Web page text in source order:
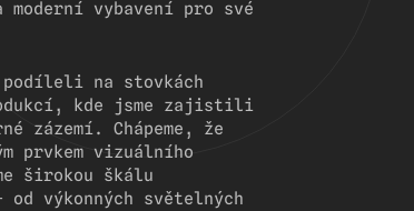
vybavení pro své
podíleli na stovkách
kde jsme zajistili
zázemí. Chápeme, že
prvkem vizuálního
širokou škálu
výkonných světelných